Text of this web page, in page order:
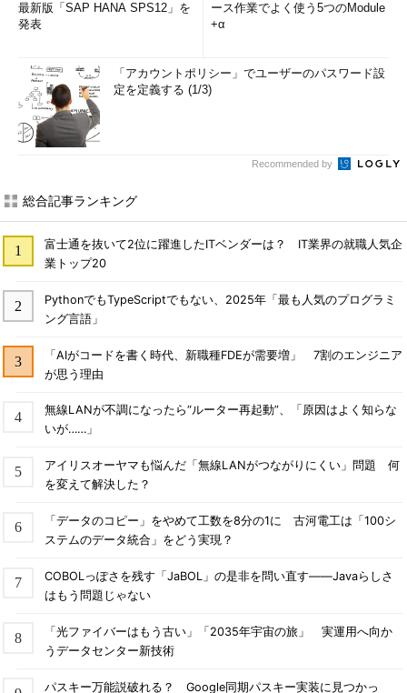
最新版「SAP HANA SPS12」を
発表
ース作業でよく使う5つのModule
+α
「アカウントポリシー」でユーザーのパスワード設
定を定義する (1/3)
Recommended by
総合記事ランキング
富士通を抜いて2位に躍進したITベンダーは？ IT業界の就職人気企
業トップ20
PythonでもTypeScriptでもない、2025年「最も人気のプログラミ
ング言語」
「AIがコードを書く時代、新職種FDEが需要増」 7割のエンジニア
が思う理由
無線LANが不調になったら“ルーター再起動”、「原因はよく知らな
いが……」
アイリスオーヤマも悩んだ「無線LANがつながりにくい」問題 何
を変えて解決した？
「データのコピー」をやめて工数を8分の1に 古河電工は「100シ
ステムのデータ統合」をどう実現？
COBOLっぽさを残す「JaBOL」の是非を問い直す――Javaらしさ
はもう問題じゃない
「光ファイバーはもう古い」「2035年宇宙の旅」 実運用へ向か
うデータセンター新技術
パスキー万能説破れる？ Google同期パスキー実装に見つかっ